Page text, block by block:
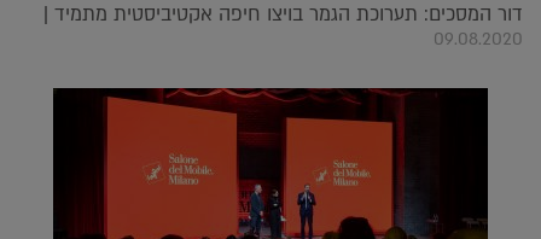
דור המסכים: תערוכת הגמר בויצו חיפה אקטיביסטית מתמיד |
09.08.2020